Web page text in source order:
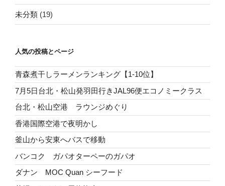
未分類 (19)
人気の投稿とページ
青森煮干しラーメンランキング【1-10位】
7月5日台北・松山発羽田行きJAL96便エコノミークラス
台北・松山空港 ラウンジめぐり
香港国際空港で夜明かし
釜山から安東へバスで移動
バンコク ガパオターペーのガパオ
ダナン MOC Quan シーフード